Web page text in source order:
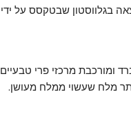
בגלווסטון שבטקסס על ידי
ומורכבת מרכזי פרי